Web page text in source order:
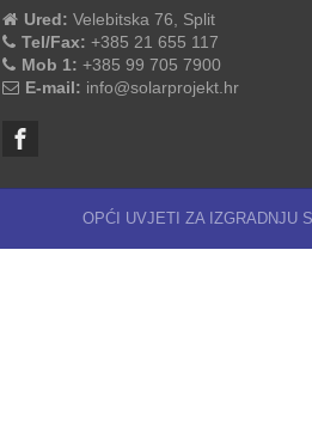
Ured: Velebitska 76, Split
Tel/Fax: +385 21 655 117
Mob 1: +385 99 705 7900
E-mail: info@solarprojekt.hr
OPĆI UVJETI ZA IZGRADNJU